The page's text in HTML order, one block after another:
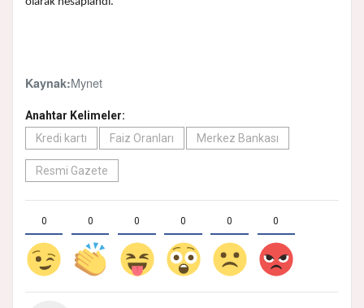
Kaynak:Mynet
Anahtar Kelimeler:
Kredi kartı
Faiz Oranları Merkez Bankası
Resmi Gazete
0 0 0 0 0 0